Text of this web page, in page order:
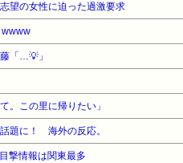
望の女性に迫った過激要求
wwww
「…💡」
。この里に帰りたい」
題に！ 海外の反応。
撃情報は関東最多